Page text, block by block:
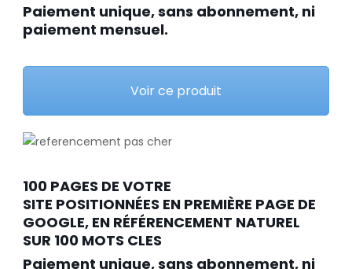
Paiement unique, sans abonnement, ni
paiement mensuel.
Voir ce produit
100 PAGES DE VOTRE
SITE POSITIONNÉES EN PREMIÈRE PAGE DE
GOOGLE, EN RÉFÉRENCEMENT NATUREL
SUR 100 MOTS CLES
Paiement unique, sans abonnement, ni